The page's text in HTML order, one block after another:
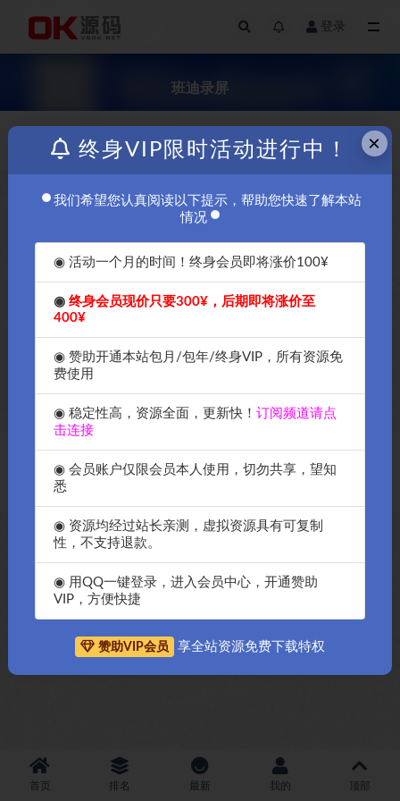
登录
班迪录屏
价格 发布日期
如何用Windows11自带的屏幕
录制功能，Windows11怎么录
屏？Windows11 系统自带录屏
功能如何使用，Bandicam（班
Copyright © 2018-2026 OK源码中国资源网 -All rights reserved|
首页 排名 最新 我的 顶部
×
终身VIP限时活动进行中！
我们希望您认真阅读以下提示，帮助您快速了解本站
情况
◉ 活动一个月的时间！终身会员即将涨价100¥
◉终身会员现价只要300¥，后期即将涨价至
400¥
◉ 赞助开通本站包月/包年/终身VIP，所有资源免
费使用
◉ 稳定性高，资源全面，更新快！订阅频道请点
击连接
◉ 会员账户仅限会员本人使用，切勿共享，望知
悉
◉ 资源均经过站长亲测，虚拟资源具有可复制
性，不支持退款。
◉ 用QQ一键登录，进入会员中心，开通赞助
VIP，方便快捷
赞助VIP会员 享全站资源免费下载特权